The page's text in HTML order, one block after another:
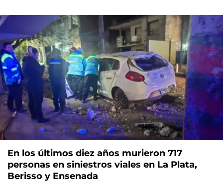
En los últimos diez años murieron 717
personas en siniestros viales en La Plata,
Berisso y Ensenada